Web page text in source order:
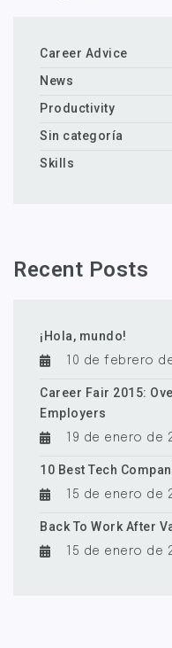
Career Advice
News
Productivity
Sin categoría
Skills
Recent Posts
¡Hola, mundo!
10 de febrero
Career Fair 2015:
Employers
19 de enero de
10 Best Tech
15 de enero de
Back To Work After
15 de enero de